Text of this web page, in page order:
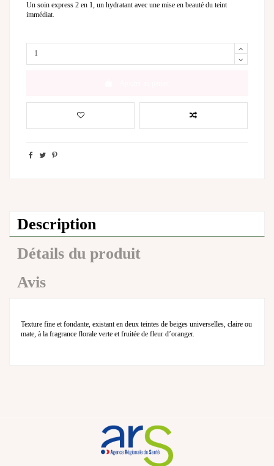
Un soin express 2 en 1, un hydratant avec une mise en beauté du teint
immédiat.
Description
Détails du produit
Avis
Texture fine et fondante, existant en deux teintes de beiges universelles, claire ou
mate, à la fragrance florale verte et fruitée de fleur d’oranger.